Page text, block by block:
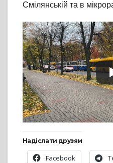
Смілянській та в
Надіслати друзям
Facebook